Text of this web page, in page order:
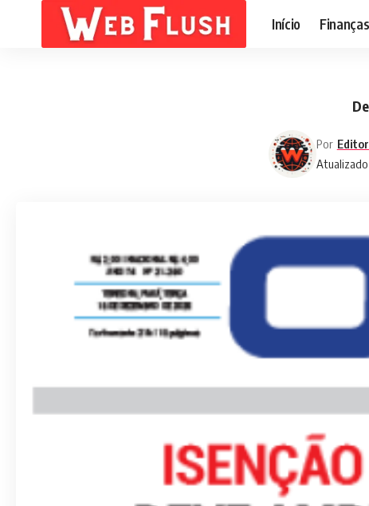
Início Finanças
Atualizado
Por